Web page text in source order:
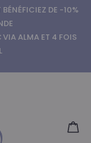
DE -10%
VIA ALMA ET 4 FOIS